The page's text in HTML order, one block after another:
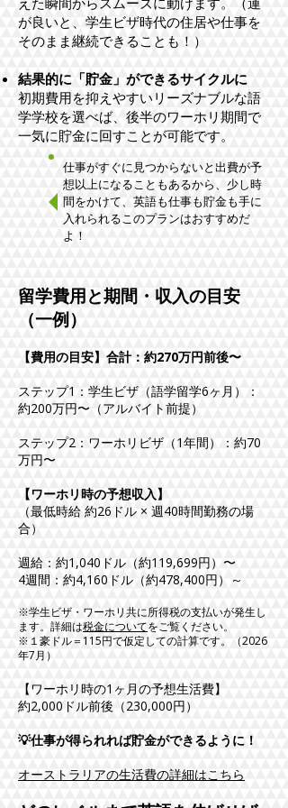
が良いと、学生ビザ時代の住居や仕事を
そのまま継続できることも！）
結果的に「貯金」ができるサイクルに
初期費用を抑えやすいリーズナブルな語
学学校を選べば、後半のワーホリ期間で
一気に貯金に回すことが可能です。
​仕事がすぐに見つからないと出費が予
想以上になることもあるから、少し時
間をかけて、英語も仕事も貯金も手に
入れられるこのプランはおすすめだ
よ！
留学費用と期間・収入の目安
（一例）
【費用の目安】合計：約270万円前後〜
ステップ1：学生ビザ（語学留学6ヶ月）：
約200万円〜（アルバイト前提）
ステップ2：ワーホリビザ（1年間）：約70
万円〜
【ワーホリ時の予想収入】
（最低時給 約26ドル × 週40時間勤務の場
合）
週給：約1,040ドル（約119,699円）〜
4週間：約4,160ドル（約478,400円）～
※学生ビザ・ワーホリ共に所得税の支払いが発生し
ます。詳細は税金についてをご覧ください。
※ １豪ドル＝115円で仮定しての計算です。（2026
年7月）
【ワーホリ時の1ヶ月の予想生活費】
約2,000ドル前後（230,000円）
​💡仕事が得られれば貯金ができるように！
​オーストラリアの生活費の詳細はこちら